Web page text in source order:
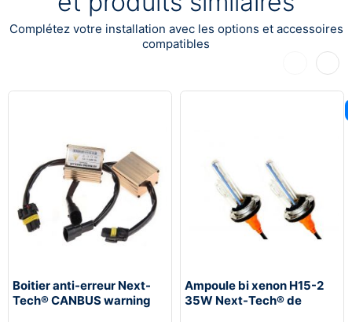
Complétez votre installation avec les options et accessoires
compatibles
Précédent
Boitier anti-erreur Next-
Tech® CANBUS warning
Ampoule bi xenon H15-2
35W Next-Tech® de